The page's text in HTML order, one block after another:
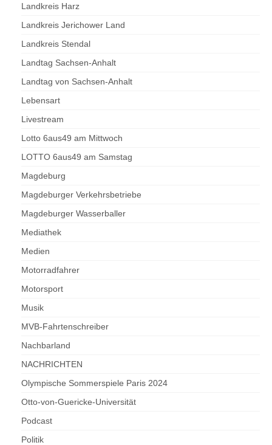
Landkreis Harz
Landkreis Jerichower Land
Landkreis Stendal
Landtag Sachsen-Anhalt
Landtag von Sachsen-Anhalt
Lebensart
Livestream
Lotto 6aus49 am Mittwoch
LOTTO 6aus49 am Samstag
Magdeburg
Magdeburger Verkehrsbetriebe
Magdeburger Wasserballer
Mediathek
Medien
Motorradfahrer
Motorsport
Musik
MVB-Fahrtenschreiber
Nachbarland
NACHRICHTEN
Olympische Sommerspiele Paris 2024
Otto-von-Guericke-Universität
Podcast
Politik